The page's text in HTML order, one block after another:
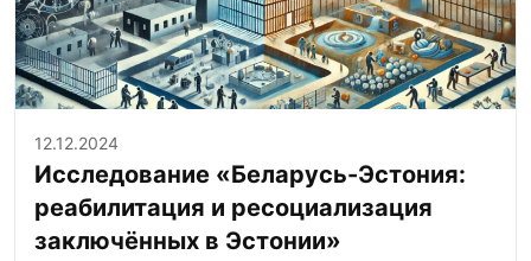
12.12.2024
Исследование «Беларусь-Эстония:
реабилитация и ресоциализация
заключённых в Эстонии»